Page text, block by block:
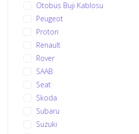
Otobüs Buji Kablosu
Peugeot
Proton
Renault
Rover
SAAB
Seat
Skoda
Subaru
Suzuki